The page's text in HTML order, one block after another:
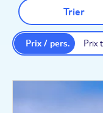
Trier
Prix
Prix / pers.